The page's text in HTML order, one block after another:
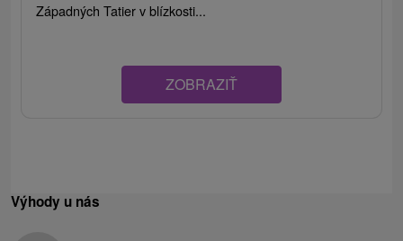
Západných Tatier v blízkosti...
ZOBRAZIŤ
Výhody u nás